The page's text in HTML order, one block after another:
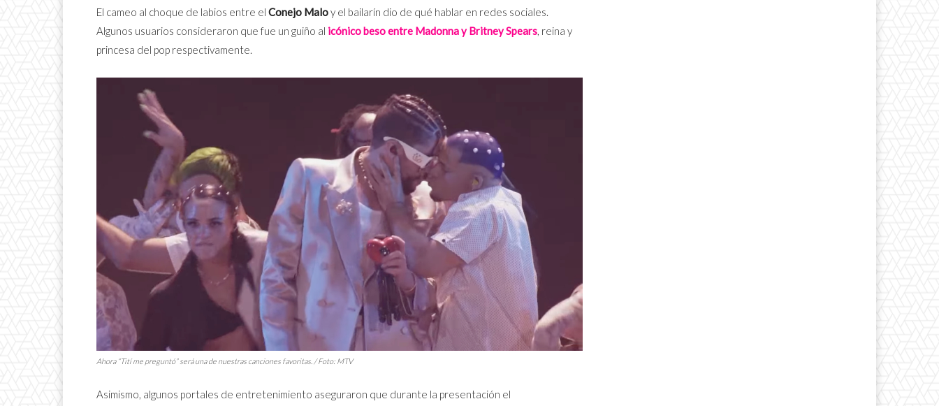
El cameo al choque de labios entre el Conejo Maloy el bailarín dio de qué hablar en redes sociales.
Algunos usuarios consideraron que fue un guiño al icónico beso entre Madonna y Britney Spears, reina y
princesa del pop respectivamente.
Ahora “Tití me preguntó” será una de nuestras canciones favoritas. / Foto: MTV
Asimismo, algunos portales de entretenimiento aseguraron que durante la presentación el